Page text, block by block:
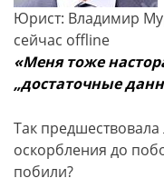
Юрист: Владимир
сейчас offline
«Меня тоже
„достаточные
Так
оскорбления до
побили?